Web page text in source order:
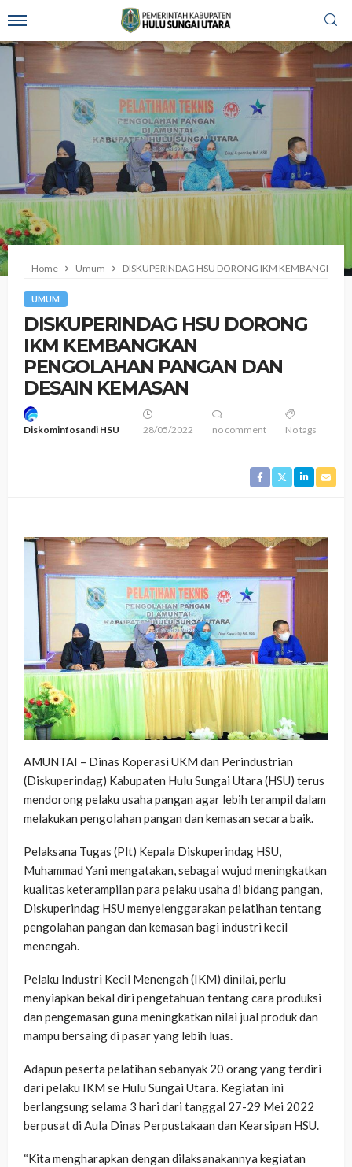
Home Umum DISKUPERINDAG HSU DORONG IKM KEMBANGKAN
UMUM
DISKUPERINDAG HSU DORONG
IKM KEMBANGKAN
PENGOLAHAN PANGAN DAN
DESAIN KEMASAN
Diskominfosandi HSU 28/05/2022 no comment No tags
AMUNTAI – Dinas Koperasi UKM dan Perindustrian
(Diskuperindag) Kabupaten Hulu Sungai Utara (HSU) terus
mendorong pelaku usaha pangan agar lebih terampil dalam
melakukan pengolahan pangan dan kemasan secara baik.
Pelaksana Tugas (Plt) Kepala Diskuperindag HSU,
Muhammad Yani mengatakan, sebagai wujud meningkatkan
kualitas keterampilan para pelaku usaha di bidang pangan,
Diskuperindag HSU menyelenggarakan pelatihan tentang
pengolahan pangan dan kemasan bagi industri kecil
menengah.
Pelaku Industri Kecil Menengah (IKM) dinilai, perlu
menyiapkan bekal diri pengetahuan tentang cara produksi
dan pengemasan guna meningkatkan nilai jual produk dan
mampu bersaing di pasar yang lebih luas.
Adapun peserta pelatihan sebanyak 20 orang yang terdiri
dari pelaku IKM se Hulu Sungai Utara. Kegiatan ini
berlangsung selama 3 hari dari tanggal 27-29 Mei 2022
berpusat di Aula Dinas Perpustakaan dan Kearsipan HSU.
“Kita mengharapkan dengan dilaksanakannya kegiatan